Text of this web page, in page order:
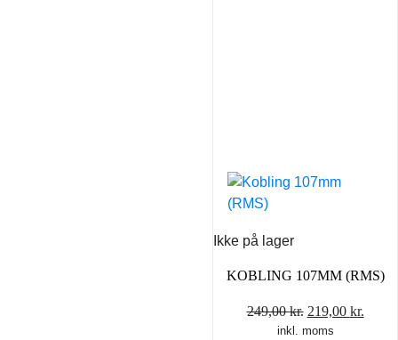
Ikke på lager
KOBLING 107MM (RMS)
249,00kr. Den
oprindelige
219,00 kr.
inkl. moms